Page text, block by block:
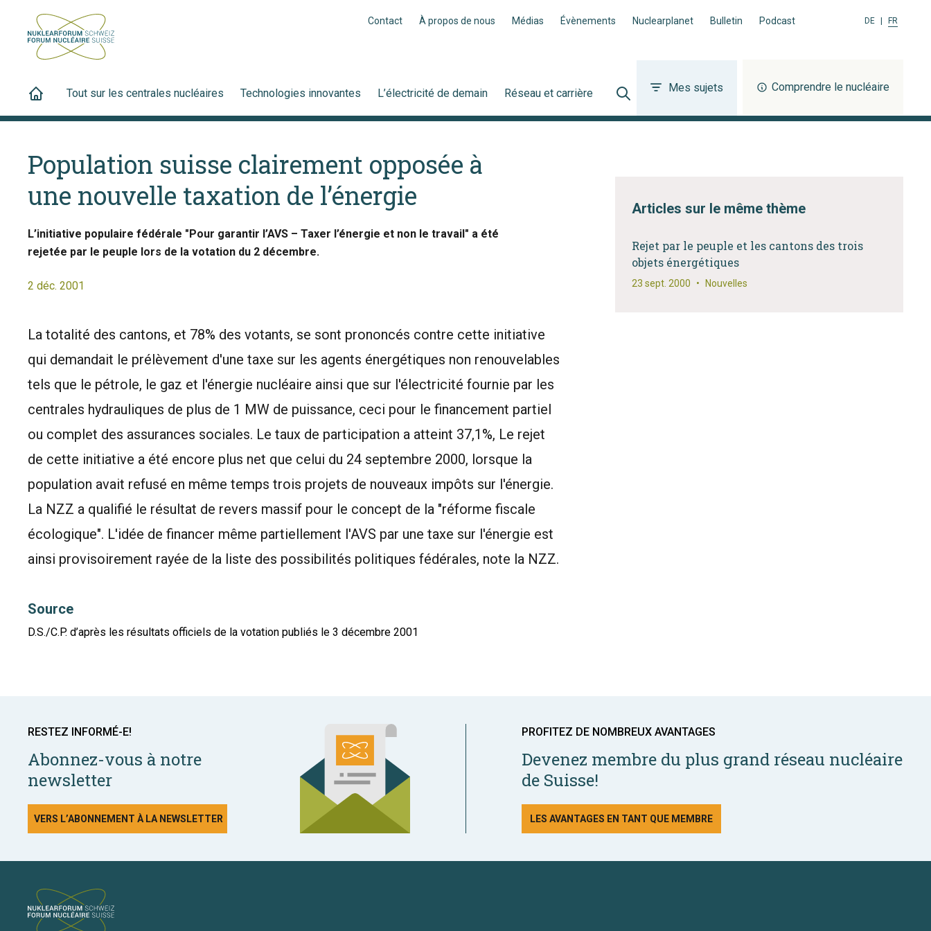
Contact À propos de nous Médias Évènements Nuclearplanet Bulletin Podcast DE FR
Tout sur les centrales nucléaires Technologies innovantes L’électricité de demain Réseau et carrière Mes sujets Comprendre le nucléaire
Population suisse clairement opposée à
une nouvelle taxation de l’énergie
L’initiative populaire fédérale "Pour garantir l’AVS – Taxer l’énergie et non le travail" a été
rejetée par le peuple lors de la votation du 2 décembre.
2 déc. 2001
La totalité des cantons, et 78% des votants, se sont prononcés contre cette initiative
qui demandait le prélèvement d'une taxe sur les agents énergétiques non renouvelables
tels que le pétrole, le gaz et l'énergie nucléaire ainsi que sur l'électricité fournie par les
centrales hydrauliques de plus de 1 MW de puissance, ceci pour le financement partiel
ou complet des assurances sociales. Le taux de participation a atteint 37,1%, Le rejet
de cette initiative a été encore plus net que celui du 24 septembre 2000, lorsque la
population avait refusé en même temps trois projets de nouveaux impôts sur l'énergie.
La NZZ a qualifié le résultat de revers massif pour le concept de la "réforme fiscale
écologique". L'idée de financer même partiellement l'AVS par une taxe sur l'énergie est
ainsi provisoirement rayée de la liste des possibilités politiques fédérales, note la NZZ.
Source
D.S./C.P. d’après les résultats officiels de la votation publiés le 3 décembre 2001
Articles sur le même thème
Rejet par le peuple et les cantons des trois
objets énergétiques
23 sept. 2000 • Nouvelles
RESTEZ INFORMÉ-E!
Abonnez-vous à notre
newsletter
VERS L’ABONNEMENT À LA NEWSLETTER
PROFITEZ DE NOMBREUX AVANTAGES
Devenez membre du plus grand réseau nucléaire
de Suisse!
LES AVANTAGES EN TANT QUE MEMBRE